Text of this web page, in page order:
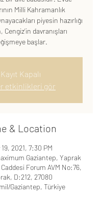
Milli Kahramanlık
piyesin hazırlığı
Cengiz’in davranışları
başlar.
Kayıt Kapalı
etkinlikleri gör
& Location
2021, 7:30 PM
Gaziantep, Yaprak
Forum AVM No:76,
D:212, 27080
Gaziantep, Türkiye